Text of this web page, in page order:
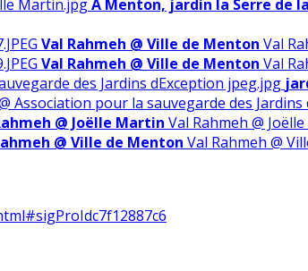
A Menton, jardin la Serre de
Val Rahmeh @ Ville de Menton Val
Val Rahmeh @ Ville de Menton Val
Association pour la sauvegarde des
@ Joëlle Martin Val Rahmeh @
@ Ville de Menton Val Rahmeh @